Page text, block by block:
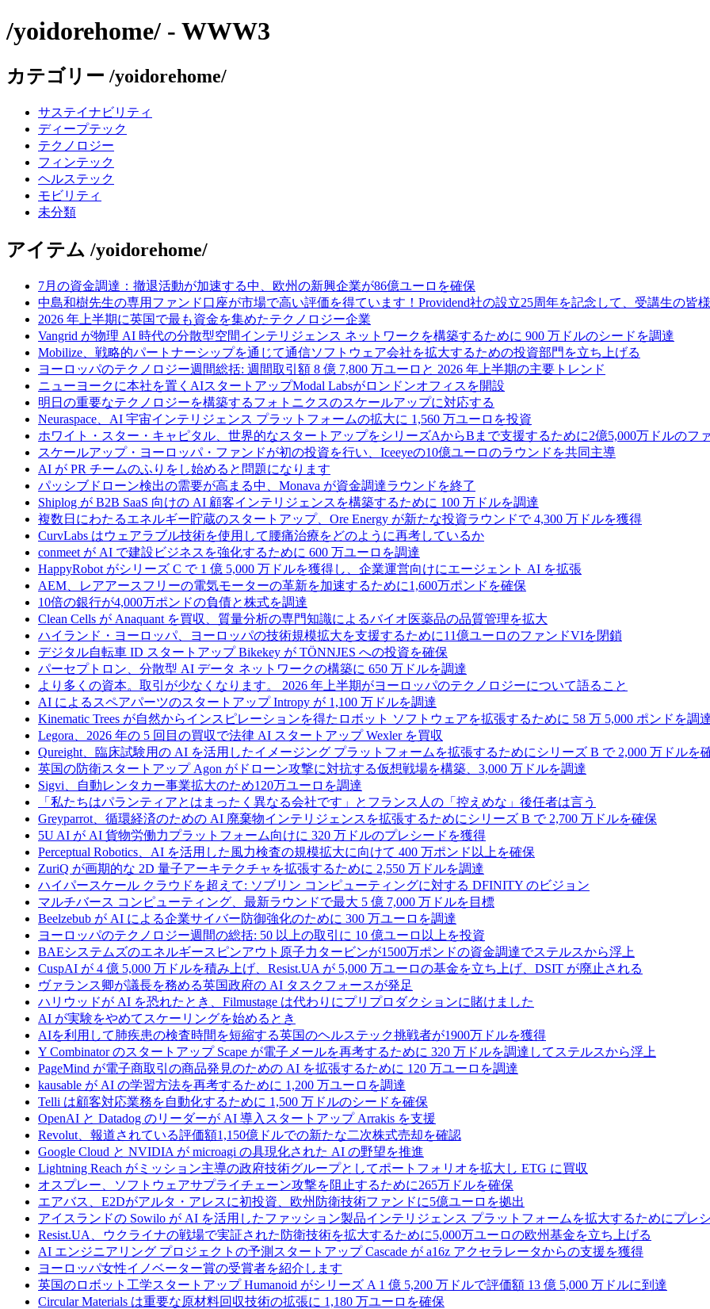
/yoidorehome/ - WWW3
カテゴリー /yoidorehome/
サステイナビリティ
ディープテック
テクノロジー
フィンテック
ヘルステック
モビリティ
未分類
アイテム /yoidorehome/
7月の資金調達：撤退活動が加速する中、欧州の新興企業が86億ユーロを確保
中島和樹先生の専用ファンド口座が市場で高い評価を得ています！Providend社の設立25周年を記念して、受講生の皆
2026 年上半期に英国で最も資金を集めたテクノロジー企業
Vangrid が物理 AI 時代の分散型空間インテリジェンス ネットワークを構築するために 900 万ドルのシードを調達
Mobilize、戦略的パートナーシップを通じて通信ソフトウェア会社を拡大するための投資部門を立ち上げる
ヨーロッパのテクノロジー週間総括: 週間取引額 8 億 7,800 万ユーロと 2026 年上半期の主要トレンド
ニューヨークに本社を置くAIスタートアップModal Labsがロンドンオフィスを開設
明日の重要なテクノロジーを構築するフォトニクスのスケールアップに対応する
Neuraspace、AI 宇宙インテリジェンス プラットフォームの拡大に 1,560 万ユーロを投資
ホワイト・スター・キャピタル、世界的なスタートアップをシリーズAからBまで支援するために2億5,000万ドルのフ
スケールアップ・ヨーロッパ・ファンドが初の投資を行い、Iceeyeの10億ユーロのラウンドを共同主導
AI が PR チームのふりをし始めると問題になります
パッシブドローン検出の需要が高まる中、Monava が資金調達ラウンドを終了
Shiplog が B2B SaaS 向けの AI 顧客インテリジェンスを構築するために 100 万ドルを調達
複数日にわたるエネルギー貯蔵のスタートアップ、Ore Energy が新たな投資ラウンドで 4,300 万ドルを獲得
CurvLabs はウェアラブル技術を使用して腰痛治療をどのように再考しているか
conmeet が AI で建設ビジネスを強化するために 600 万ユーロを調達
HappyRobot がシリーズ C で 1 億 5,000 万ドルを獲得し、企業運営向けにエージェント AI を拡張
AEM、レアアースフリーの電気モーターの革新を加速するために1,600万ポンドを確保
10倍の銀行が4,000万ポンドの負債と株式を調達
Clean Cells が Anaquant を買収、質量分析の専門知識によるバイオ医薬品の品質管理を拡大
ハイランド・ヨーロッパ、ヨーロッパの技術規模拡大を支援するために11億ユーロのファンドVIを閉鎖
デジタル自転車 ID スタートアップ Bikekey が TÖNNJES への投資を確保
パーセプトロン、分散型 AI データ ネットワークの構築に 650 万ドルを調達
より多くの資本。取引が少なくなります。 2026 年上半期がヨーロッパのテクノロジーについて語ること
AI によるスペアパーツのスタートアップ Intropy が 1,100 万ドルを調達
Kinematic Trees が自然からインスピレーションを得たロボット ソフトウェアを拡張するために 58 万 5,000 ポンドを調
Legora、2026 年の 5 回目の買収で法律 AI スタートアップ Wexler を買収
Qureight、臨床試験用の AI を活用したイメージング プラットフォームを拡張するためにシリーズ B で 2,000 万ドルを
英国の防衛スタートアップ Agon がドローン攻撃に対抗する仮想戦場を構築、3,000 万ドルを調達
Sigvi、自動レンタカー事業拡大のため120万ユーロを調達
「私たちはパランティアとはまったく異なる会社です」とフランス人の「控えめな」後任者は言う
Greyparrot、循環経済のための AI 廃棄物インテリジェンスを拡張するためにシリーズ B で 2,700 万ドルを確保
5U AI が AI 貨物労働力プラットフォーム向けに 320 万ドルのプレシードを獲得
Perceptual Robotics、AI を活用した風力検査の規模拡大に向けて 400 万ポンド以上を確保
ZuriQ が画期的な 2D 量子アーキテクチャを拡張するために 2,550 万ドルを調達
ハイパースケール クラウドを超えて: ソブリン コンピューティングに対する DFINITY のビジョン
マルチバース コンピューティング、最新ラウンドで最大 5 億 7,000 万ドルを目標
Beelzebub が AI による企業サイバー防御強化のために 300 万ユーロを調達
ヨーロッパのテクノロジー週間の総括: 50 以上の取引に 10 億ユーロ以上を投資
BAEシステムズのエネルギースピンアウト原子力タービンが1500万ポンドの資金調達でステルスから浮上
CuspAI が 4 億 5,000 万ドルを積み上げ、Resist.UA が 5,000 万ユーロの基金を立ち上げ、DSIT が廃止される
ヴァランス卿が議長を務める英国政府の AI タスクフォースが発足
ハリウッドが AI を恐れたとき、Filmustage は代わりにプリプロダクションに賭けました
AI が実験をやめてスケーリングを始めるとき
AIを利用して肺疾患の検査時間を短縮する英国のヘルステック挑戦者が1900万ドルを獲得
Y Combinator のスタートアップ Scape が電子メールを再考するために 320 万ドルを調達してステルスから浮上
PageMind が電子商取引の商品発見のための AI を拡張するために 120 万ユーロを調達
kausable が AI の学習方法を再考するために 1,200 万ユーロを調達
Telli は顧客対応業務を自動化するために 1,500 万ドルのシードを確保
OpenAI と Datadog のリーダーが AI 導入スタートアップ Arrakis を支援
Revolut、報道されている評価額1,150億ドルでの新たな二次株式売却を確認
Google Cloud と NVIDIA が microagi の具現化された AI の野望を推進
Lightning Reach がミッション主導の政府技術グループとしてポートフォリオを拡大し ETG に買収
オスプレー、ソフトウェアサプライチェーン攻撃を阻止するために265万ドルを確保
エアバス、E2Dがアルタ・アレスに初投資、欧州防衛技術ファンドに5億ユーロを拠出
アイスランドの Sowilo が AI を活用したファッション製品インテリジェンス プラットフォームを拡大するためにプレ
Resist.UA、ウクライナの戦場で実証された防衛技術を拡大するために5,000万ユーロの欧州基金を立ち上げる
AI エンジニアリング プロジェクトの予測スタートアップ Cascade が a16z アクセラレータからの支援を獲得
ヨーロッパ女性イノベーター賞の受賞者を紹介します
英国のロボット工学スタートアップ Humanoid がシリーズ A 1 億 5,200 万ドルで評価額 13 億 5,000 万ドルに到達
Circular Materials は重要な原材料回収技術の拡張に 1,180 万ユーロを確保